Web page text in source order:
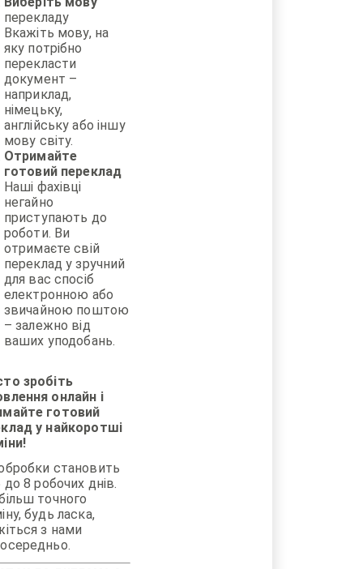
перекладу
Вкажіть мову, на
яку потрібно
перекласти
документ –
наприклад,
німецьку,
англійську або іншу
мову світу.
Отримайте
готовий переклад
Наші фахівці
негайно
приступають до
роботи. Ви
отримаєте свій
переклад у зручний
для вас спосіб
електронною або
звичайною поштою
– залежно від
ваших уподобань.
зробіть
онлайн і
готовий
у найкоротші
становить
до 8 робочих днів.
точного
будь ласка,
з нами